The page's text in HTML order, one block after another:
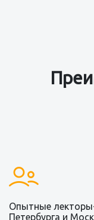
Опытные
Петербурга и